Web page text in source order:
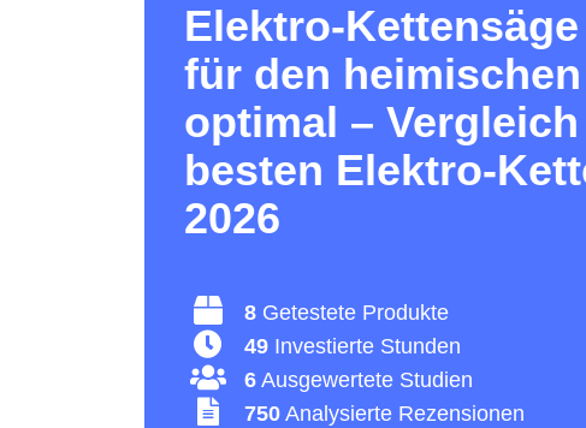
Elektro-Kettensäge
für den
optimal –
besten Elektro-
2026
8 Getestete Produkte
49 Investierte Stunden
6 Ausgewertete Studien
750 Analysierte Rezensionen